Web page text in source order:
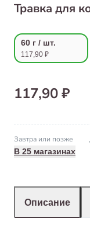
Травка для
60 г / шт.
117,90 ₽
117,90 ₽
Завтра или позже
В 25 магазинах
Описание